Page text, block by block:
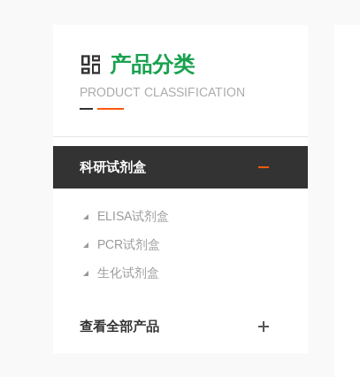
产品分类
PRODUCT CLASSIFICATION
科研试剂盒
ELISA试剂盒
PCR试剂盒
生化试剂盒
查看全部产品